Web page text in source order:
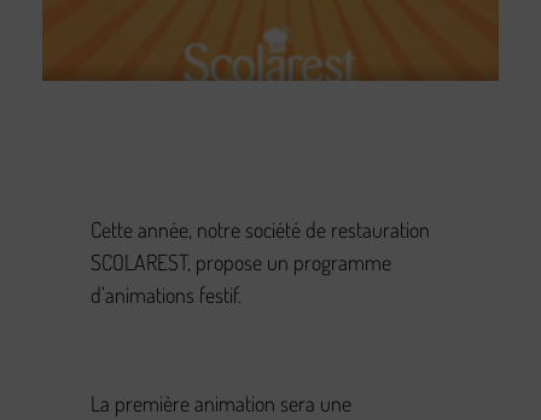
Cette année, notre société de restauration
SCOLAREST, propose un programme
d’animations festif.
La première animation sera une